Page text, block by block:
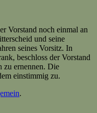
Vorstand noch einmal an
und seine
seines Vorsitz. In
beschloss der Vorstand
zu ernennen. Die
einstimmig zu.
.